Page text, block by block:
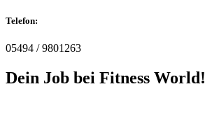
Telefon:
05494 / 9801263
Dein Job bei Fitness World!